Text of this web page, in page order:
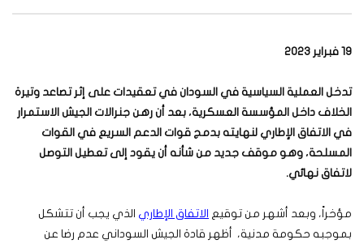
19 فبراير 2023
تدخل العملية السياسية في السودان في تعقيدات على إثر تصاعد وتيرة
الخلاف داخل المؤسسة العسكرية، بعد أن رهن جنرالات الجيش الاستمرار
في الاتفاق الإطاري لنهايته بدمج قوات الدعم السريع في القوات
المسلحة، وهو موقف جديد من شأنه أن يقود إلى تعطيل التوصل
لاتفاق نهائي.
مؤخراً، وبعد أشهر من توقيع الاتفاق الإطاري الذي يجب أن تتشكل
بموجبه حكومة مدنية، أظهر قادة الجيش السوداني عدم رضا عن